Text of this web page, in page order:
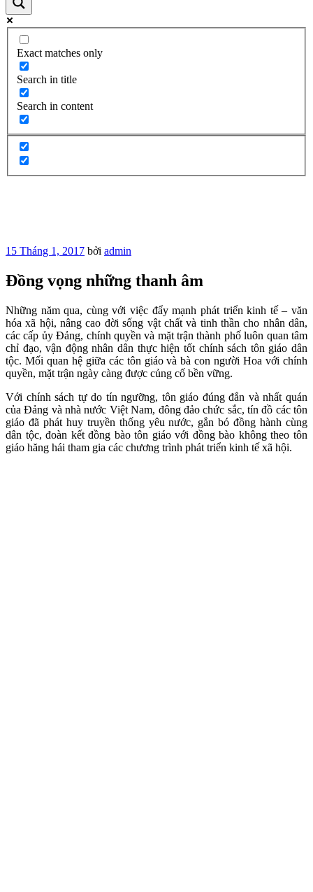
Exact matches only
Search in title
Search in content
Đăng
15 Tháng 1, 2017 bởi admin
Đồng vọng những thanh âm
Những năm qua, cùng với việc đẩy mạnh phát triển kinh tế – văn
hóa xã hội, nâng cao đời sống vật chất và tinh thần cho nhân dân,
các cấp ủy Đảng, chính quyền và mặt trận thành phố luôn quan tâm
chỉ đạo, vận động nhân dân thực hiện tốt chính sách tôn giáo dân
tộc. Mối quan hệ giữa các tôn giáo và bà con người Hoa với chính
quyền, mặt trận ngày càng được củng cố bền vững.
Với chính sách tự do tín ngưỡng, tôn giáo đúng đắn và nhất quán
của Đảng và nhà nước Việt Nam, đông đảo chức sắc, tín đồ các tôn
giáo đã phát huy truyền thống yêu nước, gắn bó đồng hành cùng
dân tộc, đoàn kết đồng bào tôn giáo với đồng bào không theo tôn
giáo hăng hái tham gia các chương trình phát triển kinh tế xã hội.